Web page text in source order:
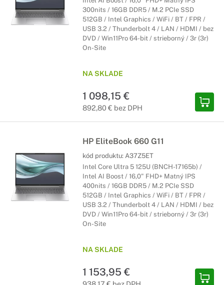
300nits / 16GB DDR5 / M.2 PCIe SSD
512GB / Intel Graphics / WiFi / BT / FPR /
USB 3.2 / Thunderbolt 4 / LAN / HDMI / bez
DVD / Win11Pro 64-bit / strieborný / 3r (3r)
On-Site
NA SKLADE
1 098,15 €
892,80 € bez DPH
HP EliteBook 660 G11
kód produktu: A37Z5ET
Intel Core Ultra 5 125U (BNCH-17165b) /
Intel AI Boost / 16,0" FHD+ Matný IPS
400nits / 16GB DDR5 / M.2 PCIe SSD
512GB / Intel Graphics / WiFi / BT / FPR /
USB 3.2 / Thunderbolt 4 / LAN / HDMI / bez
DVD / Win11Pro 64-bit / strieborný / 3r (3r)
On-Site
NA SKLADE
1 153,95 €